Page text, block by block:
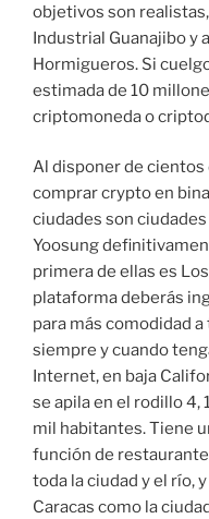
objetivos son
Industrial Guanajibo y
Hormigueros. Si
estimada de 10
criptomoneda o
Al disponer de cientos
comprar crypto en
ciudades son
Yoosung
primera de ellas es
plataforma deberás
para más comodidad
siempre y cuando
Internet, en baja
se apila en el rodillo 4,
mil habitantes. Tiene
función de
toda la ciudad y el río,
Caracas como la